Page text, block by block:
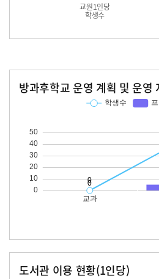
교원1인당
학생수
방과후학교 운영 계획 및 운영
도서관 이용 현황(1인당)